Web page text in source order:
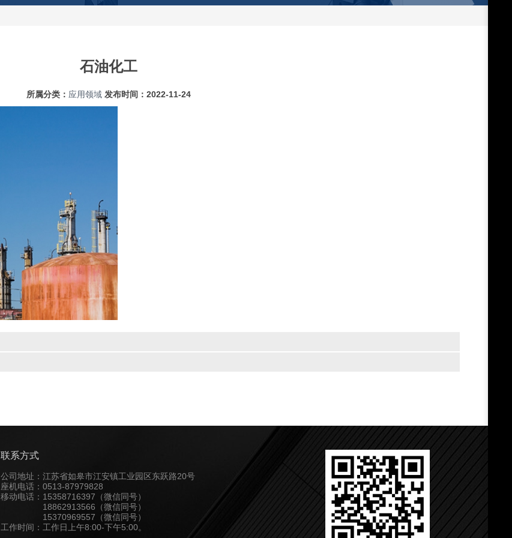
石油化工
所属分类： 应用领域 发布时间： 2022-11-24
联系方式
公司地址：江苏省如皋市江安镇工业园区东跃路20号
座机电话：0513-87979828
移动电话：15358716397（微信同号）
18862913566（微信同号）
15370969557（微信同号）
工作时间：工作日上午8:00-下午5:00。